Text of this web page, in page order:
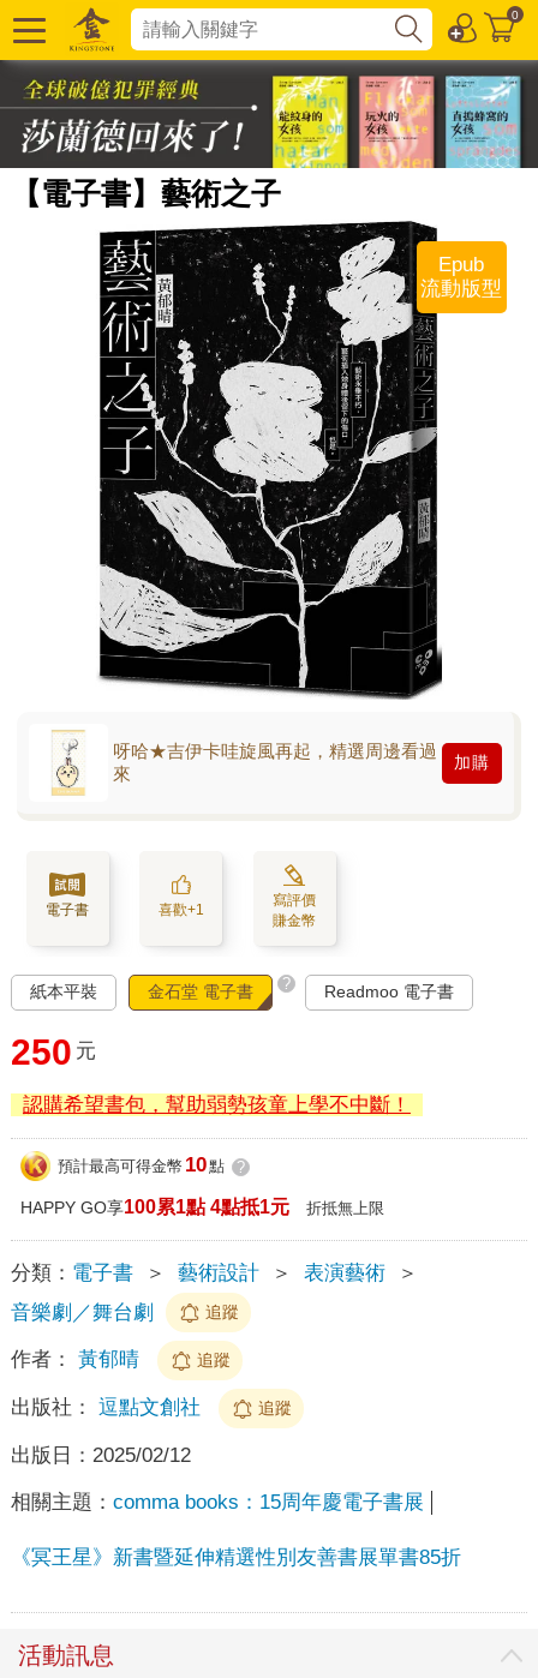
0
【電子書】藝術之子
Epub
流動版型
呀哈★吉伊卡哇旋風再起，精選周邊看過
來
加購
電子書 喜歡+1
寫評價
賺金幣
紙本平裝 金石堂 電子書 ? Readmoo 電子書
250 元
認購希望書包，幫助弱勢孩童上學不中斷！
預計最高可得金幣 10點 ?
HAPPY GO享100累1點 4點抵1元 折抵無上限
分類： 電子書 ＞ 藝術設計 ＞ 表演藝術
＞
音樂劇／舞台劇
追蹤
作者： 黃郁晴 追蹤
出版社： 逗點文創社 追蹤
出版日： 2025/02/12
相關主題： comma books：15周年慶電子書展
《冥王星》新書暨延伸精選性別友善書展單書85折
活動訊息